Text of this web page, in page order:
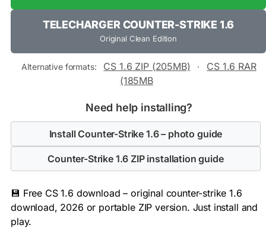
TELECHARGER COUNTER-STRIKE 1.6
Original Clean Edition
Alternative formats: CS 1.6 ZIP (205MB) ·
CS 1.6 RAR
(185MB
Need help installing?
Install Counter-Strike 1.6 – photo guide
Counter-Strike 1.6 ZIP installation guide
💾 Free CS 1.6 download – original counter-strike 1.6
download, 2026 or portable ZIP version. Just install and
play.